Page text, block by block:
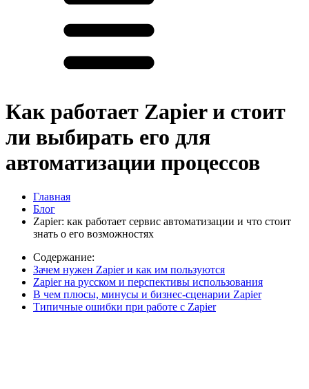
Как работает Zapier и стоит
ли выбирать его для
автоматизации процессов
Главная
Блог
Zapier: как работает сервис автоматизации и что стоит
знать о его возможностях
Содержание:
Зачем нужен Zapier и как им пользуются
Zapier на русском и перспективы использования
В чем плюсы, минусы и бизнес-сценарии Zapier
Типичные ошибки при работе с Zapier